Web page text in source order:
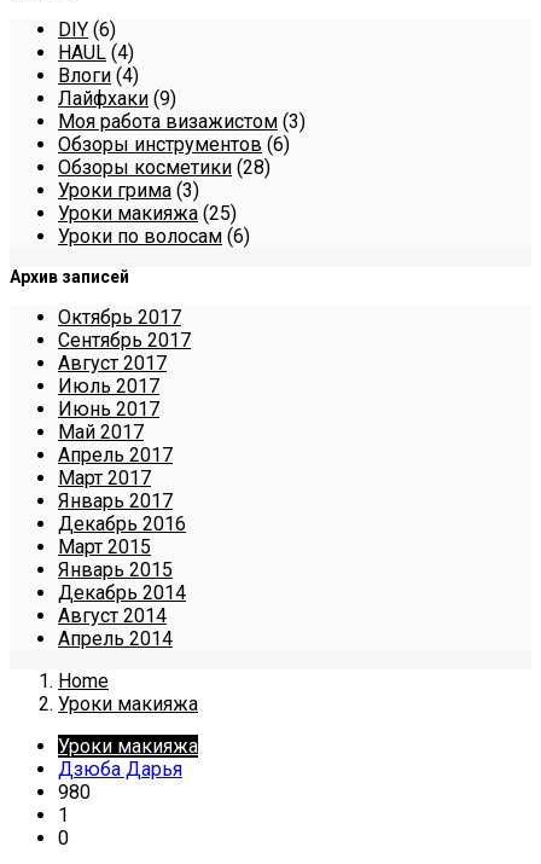
DIY (6)
HAUL (4)
Влоги (4)
Лайфхаки (9)
Моя работа визажистом (3)
Обзоры инструментов (6)
Обзоры косметики (28)
Уроки грима (3)
Уроки макияжа (25)
Уроки по волосам (6)
Архив записей
Октябрь 2017
Сентябрь 2017
Август 2017
Июль 2017
Июнь 2017
Май 2017
Апрель 2017
Март 2017
Январь 2017
Декабрь 2016
Март 2015
Январь 2015
Декабрь 2014
Август 2014
Апрель 2014
Home
Уроки макияжа
Уроки макияжа
Дзюба Дарья
980
1
0